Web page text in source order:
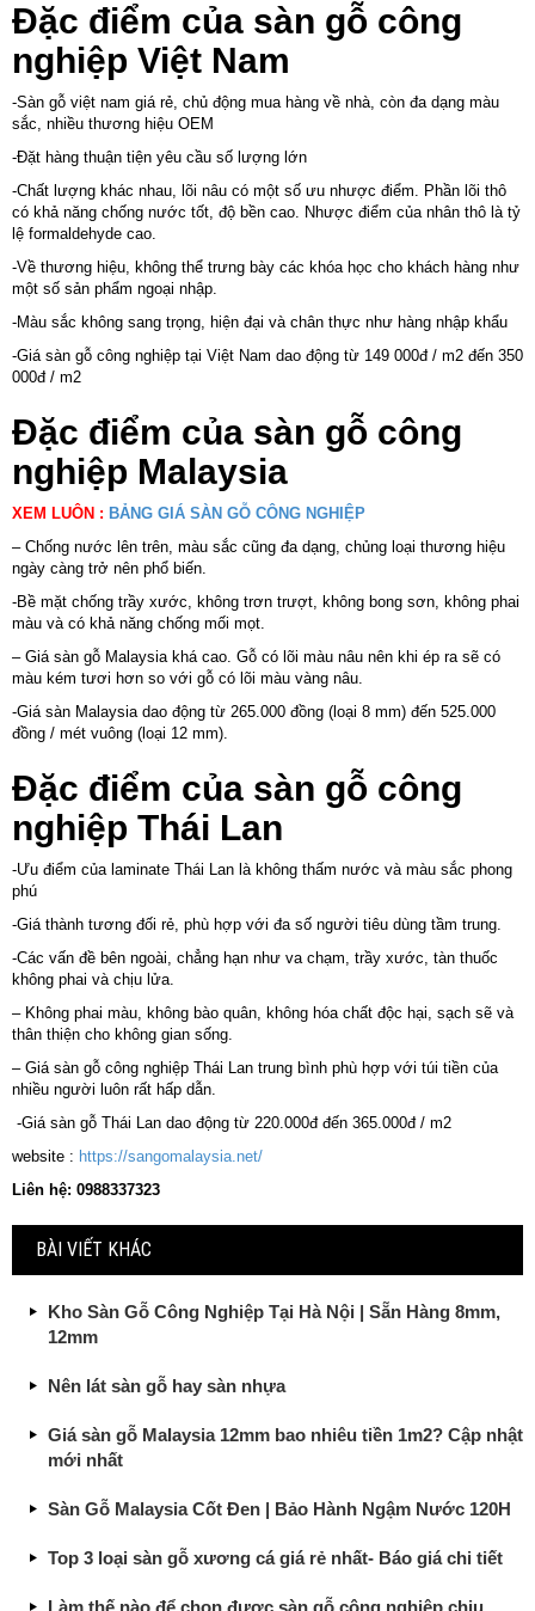
Đặc điểm của sàn gỗ công
nghiệp Việt Nam
-Sàn gỗ việt nam giá rẻ, chủ động mua hàng về nhà, còn đa dạng màu
sắc, nhiều thương hiệu OEM
-Đặt hàng thuận tiện yêu cầu số lượng lớn
-Chất lượng khác nhau, lõi nâu có một số ưu nhược điểm. Phần lõi thô
có khả năng chống nước tốt, độ bền cao. Nhược điểm của nhân thô là tỷ
lệ formaldehyde cao.
-Về thương hiệu, không thể trưng bày các khóa học cho khách hàng như
một số sản phẩm ngoại nhập.
-Màu sắc không sang trọng, hiện đại và chân thực như hàng nhập khẩu
-Giá sàn gỗ công nghiệp tại Việt Nam dao động từ 149 000đ / m2 đến 350
000đ / m2
Đặc điểm của sàn gỗ công
nghiệp Malaysia
XEM LUÔN : BẢNG GIÁ SÀN GỖ CÔNG NGHIỆP
– Chống nước lên trên, màu sắc cũng đa dạng, chủng loại thương hiệu
ngày càng trở nên phổ biến.
-Bề mặt chống trầy xước, không trơn trượt, không bong sơn, không phai
màu và có khả năng chống mối mọt.
– Giá sàn gỗ Malaysia khá cao. Gỗ có lõi màu nâu nên khi ép ra sẽ có
màu kém tươi hơn so với gỗ có lõi màu vàng nâu.
-Giá sàn Malaysia dao động từ 265.000 đồng (loại 8 mm) đến 525.000
đồng / mét vuông (loại 12 mm).
Đặc điểm của sàn gỗ công
nghiệp Thái Lan
-Ưu điểm của laminate Thái Lan là không thấm nước và màu sắc phong
phú
-Giá thành tương đối rẻ, phù hợp với đa số người tiêu dùng tầm trung.
-Các vấn đề bên ngoài, chẳng hạn như va chạm, trầy xước, tàn thuốc
không phai và chịu lửa.
– Không phai màu, không bào quân, không hóa chất độc hại, sạch sẽ và
thân thiện cho không gian sống.
– Giá sàn gỗ công nghiệp Thái Lan trung bình phù hợp với túi tiền của
nhiều người luôn rất hấp dẫn.
-Giá sàn gỗ Thái Lan dao động từ 220.000đ đến 365.000đ / m2
website : https://sangomalaysia.net/
Liên hệ: 0988337323
BÀI VIẾT KHÁC
Kho Sàn Gỗ Công Nghiệp Tại Hà Nội | Sẵn Hàng 8mm,
12mm
Nên lát sàn gỗ hay sàn nhựa
Giá sàn gỗ Malaysia 12mm bao nhiêu tiền 1m2? Cập nhật
mới nhất
Sàn Gỗ Malaysia Cốt Đen | Bảo Hành Ngậm Nước 120H
Top 3 loại sàn gỗ xương cá giá rẻ nhất- Báo giá chi tiết
Làm thế nào để chọn được sàn gỗ công nghiệp chịu